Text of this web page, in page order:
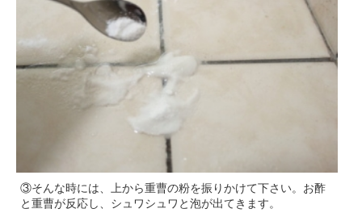
③そんな時には、上から重曹の粉を振りかけて下さい。お酢
と重曹が反応し、シュワシュワと泡が出てきます。